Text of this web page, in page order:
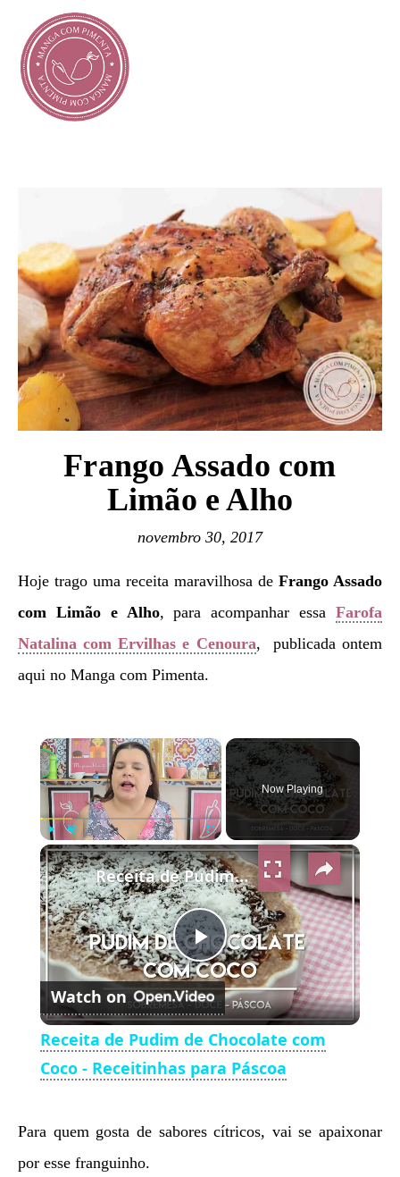
Frango Assado com
Limão e Alho
novembro 30, 2017
Hoje trago uma receita maravilhosa de Frango Assado
com Limão e Alho, para acompanhar essaFarofa
Natalina com Ervilhas e Cenoura, publicada ontem
aqui no Manga com Pimenta.
×
Play Unmute Fullscreen
Now Playing
×
Play
Video
Receita de Pudim de Chocolate com Coco - Receitinhas para Páscoa
Watch on
Receita de Pudim de Chocolate com
Coco - Receitinhas para Páscoa
Para quem gosta de sabores cítricos, vai se apaixonar
por esse franguinho.